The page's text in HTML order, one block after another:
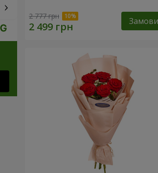
2 777 грн